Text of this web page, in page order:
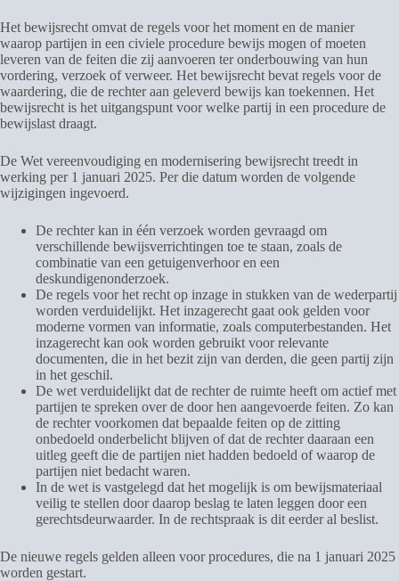
Het bewijsrecht omvat de regels voor het moment en de manier
waarop partijen in een civiele procedure bewijs mogen of moeten
leveren van de feiten die zij aanvoeren ter onderbouwing van hun
vordering, verzoek of verweer. Het bewijsrecht bevat regels voor de
waardering, die de rechter aan geleverd bewijs kan toekennen. Het
bewijsrecht is het uitgangspunt voor welke partij in een procedure de
bewijslast draagt.
De Wet vereenvoudiging en modernisering bewijsrecht treedt in
werking per 1 januari 2025. Per die datum worden de volgende
wijzigingen ingevoerd.
De rechter kan in één verzoek worden gevraagd om
verschillende bewijsverrichtingen toe te staan, zoals de
combinatie van een getuigenverhoor en een
deskundigenonderzoek.
De regels voor het recht op inzage in stukken van de wederpartij
worden verduidelijkt. Het inzagerecht gaat ook gelden voor
moderne vormen van informatie, zoals computerbestanden. Het
inzagerecht kan ook worden gebruikt voor relevante
documenten, die in het bezit zijn van derden, die geen partij zijn
in het geschil.
De wet verduidelijkt dat de rechter de ruimte heeft om actief met
partijen te spreken over de door hen aangevoerde feiten. Zo kan
de rechter voorkomen dat bepaalde feiten op de zitting
onbedoeld onderbelicht blijven of dat de rechter daaraan een
uitleg geeft die de partijen niet hadden bedoeld of waarop de
partijen niet bedacht waren.
In de wet is vastgelegd dat het mogelijk is om bewijsmateriaal
veilig te stellen door daarop beslag te laten leggen door een
gerechtsdeurwaarder. In de rechtspraak is dit eerder al beslist.
De nieuwe regels gelden alleen voor procedures, die na 1 januari 2025
worden gestart.